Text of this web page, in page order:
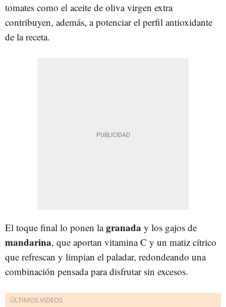
tomates como el aceite de oliva virgen extra
contribuyen, además, a potenciar el perfil antioxidante
de la receta.
El toque final lo ponen lagranada y los gajos de
mandarina, que aportan vitamina C y un matiz cítrico
que refrescan y limpian el paladar, redondeando una
combinación pensada para disfrutar sin excesos.